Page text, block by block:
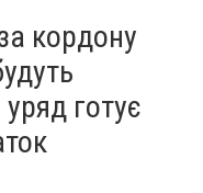
кордону
готує